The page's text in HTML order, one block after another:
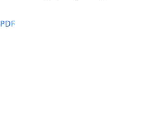
PDF